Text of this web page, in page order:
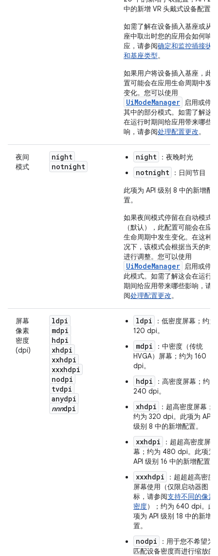
中的新增 VR 头戴式设备配置。
如需了解在设备插入基座或从
座中取出时您的应用会如何响
应，请参阅确定和监控插接状
和基座类型。
如果用户将设备插入基座，此
置可能会在应用生命周期中发
变化。您可以使用
UiModeManager
启用或停用
其中的部分模式。如需了解这
在运行时期间给应用带来哪些
响，请参阅处理配置更改。
夜间
模式
night
notnight
night ：夜晚时光
notnight
：日间节目
此项为 API 级别 8 中的新增配
置。
如果夜间模式停留在自动模式
（默认），此配置可能会在应
生命周期中发生变化。在这种
况下，该模式会根据当天的时
进行调整。您可以使用
UiModeManager
启用或停用
此模式。如需了解这会在运行
期间给应用带来哪些影响，请
阅处理配置更改。
屏幕
像素
密度
(dpi)
ldpi
mdpi
hdpi
xhdpi
xxhdpi
xxxhdpi
nodpi
tvdpi
anydpi
nnndpi
ldpi
：低密度屏幕；约为
120 dpi。
mdpi
：中密度（传统
HVGA）屏幕；约为 160
dpi。
hdpi
：高密度屏幕；约为
240 dpi。
xhdpi
：超高密度屏幕；
约为 320 dpi。此项为 API
级别 8 中的新增配置。
xxhdpi
：超超高密度屏
幕；约为 480 dpi。此项为
API 级别 16 中的新增配置。
xxxhdpi
：超超超高密度
屏幕使用（仅限启动器图
标，请参阅支持不同的像素
密度）；约为 640 dpi。此
项为 API 级别 18 中的新增
置。
nodpi
：用于您不希望为
匹配设备密度而进行缩放的